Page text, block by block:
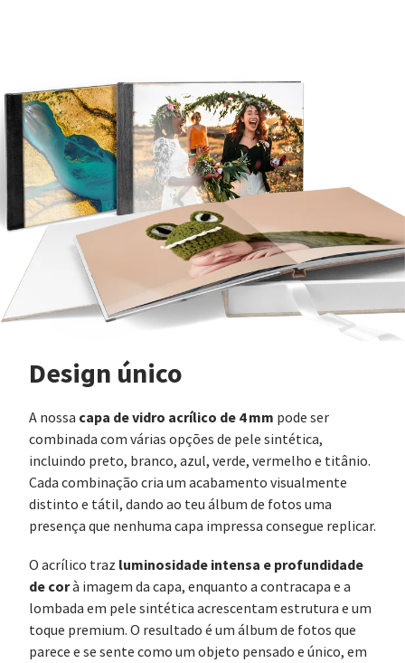
Design único
A nossa capa de vidro acrílico de 4 mm pode ser
combinada com várias opções de pele sintética,
incluindo preto, branco, azul, verde, vermelho e titânio.
Cada combinação cria um acabamento visualmente
distinto e tátil, dando ao teu álbum de fotos uma
presença que nenhuma capa impressa consegue replicar.
O acrílico traz luminosidade intensa e profundidade
de corà imagem da capa, enquanto a contracapa e a
lombada em pele sintética acrescentam estrutura e um
toque premium. O resultado é um álbum de fotos que
parece e se sente como um objeto pensado e único, em